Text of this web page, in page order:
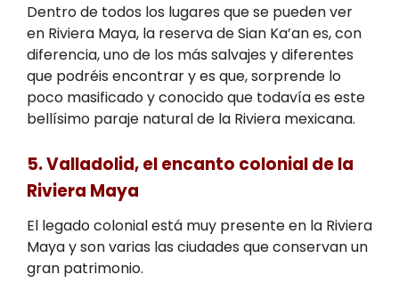
Dentro de todos los lugares que se pueden ver
en Riviera Maya, la reserva de Sian Ka’an es, con
diferencia, uno de los más salvajes y diferentes
que podréis encontrar y es que, sorprende lo
poco masificado y conocido que todavía es este
bellísimo paraje natural de la Riviera mexicana.
5. Valladolid, el encanto colonial de la
Riviera Maya
El legado colonial está muy presente en la Riviera
Maya y son varias las ciudades que conservan un
gran patrimonio.